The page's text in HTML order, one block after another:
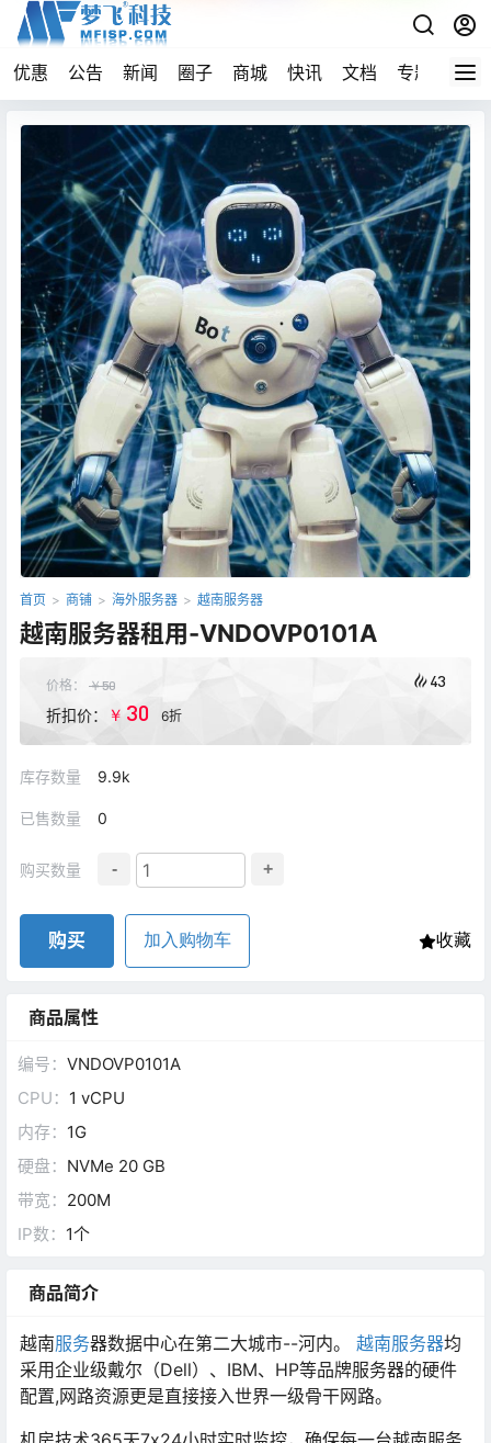
优惠 公告 新闻 圈子 商城 快讯 文档 专题 导航
首页 > 商铺 > 海外服务器 > 越南服务器
越南服务器租用-VNDOVP0101A
价格： ￥50
折扣价： ￥ 30 6折
43
库存数量 9.9k
已售数量 0
购买数量 - +
购买 加入购物车 收藏
商品属性
编号： VNDOVP0101A
CPU： 1 vCPU
内存： 1G
硬盘： NVMe 20 GB
带宽： 200M
IP数： 1个
商品简介
越南服务器数据中心在第二大城市--河内。 越南服务器均
采用企业级戴尔（Dell）、IBM、HP等品牌服务器的硬件
配置,网路资源更是直接接入世界一级骨干网路。